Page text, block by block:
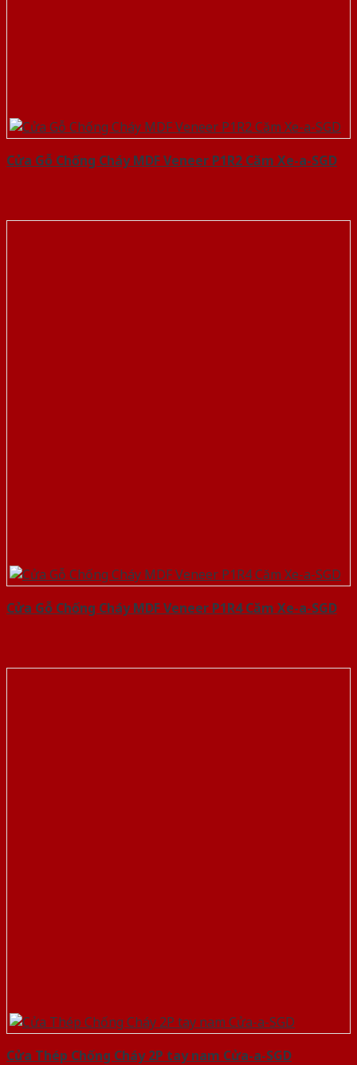
Cửa Gỗ Chống Cháy MDF Veneer P1R2 Căm Xe-a-SGD
Cửa Gỗ Chống Cháy MDF Veneer P1R4 Căm Xe-a-SGD
Cửa Thép Chống Cháy 2P tay nam Cửa-a-SGD